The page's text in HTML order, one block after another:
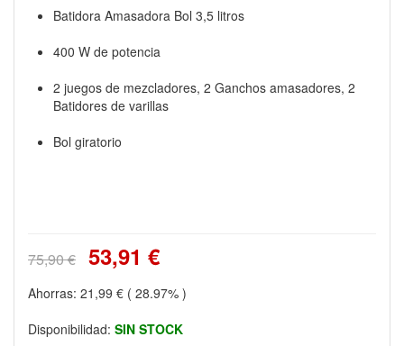
Batidora Amasadora Bol 3,5 litros
400 W de potencia
2 juegos de mezcladores, 2 Ganchos amasadores, 2
Batidores de varillas
Bol giratorio
75,90 € 53,91 €
Ahorras: 21,99 € ( 28.97% )
Disponibilidad: SIN STOCK